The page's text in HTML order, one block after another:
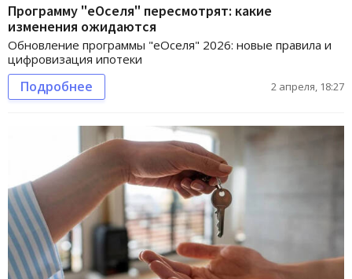
Программу "еОселя" пересмотрят: какие
изменения ожидаются
Обновление программы "еОселя" 2026: новые правила и
цифровизация ипотеки
Подробнее 2 апреля, 18:27